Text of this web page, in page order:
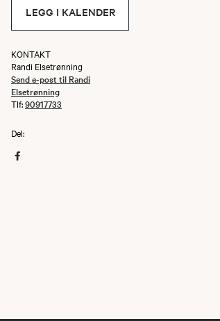
LEGG I KALENDER
KONTAKT
Randi Elsetrønning
Send e-post til Randi
Elsetrønning
Tlf:90917733
Del: